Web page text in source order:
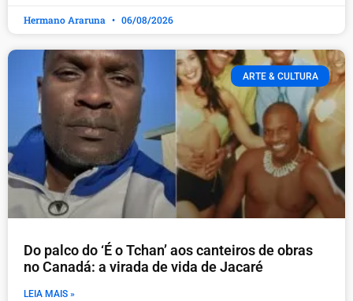
Hermano Araruna 06/08/2026
ARTE & CULTURA
Do palco do ‘É o Tchan’ aos canteiros de obras
no Canadá: a virada de vida de Jacaré
LEIA MAIS »